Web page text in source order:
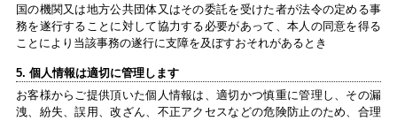
国の機関又は地方公共団体又はその委託を受けた者が法令の定める事
務を遂行することに対して協力する必要があって、本人の同意を得る
ことにより当該事務の遂行に支障を及ぼすおそれがあるとき
5. 個人情報は適切に管理します
お客様からご提供頂いた個人情報は、適切かつ慎重に管理し、その漏
洩、紛失、誤用、改ざん、不正アクセスなどの危険防止のため、合理